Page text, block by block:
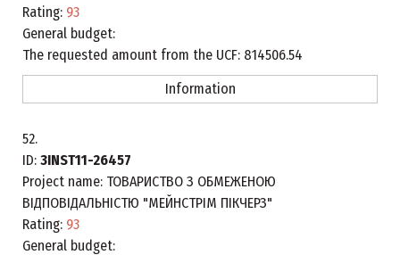
Rating: 93
General budget:
The requested amount from the UCF: 814506.54
Information
52.
ID: 3INST11-26457
Project name: ТОВАРИСТВО З ОБМЕЖЕНОЮ
ВІДПОВІДАЛЬНІСТЮ "МЕЙНСТРІМ ПІКЧЕРЗ"
Rating: 93
General budget: